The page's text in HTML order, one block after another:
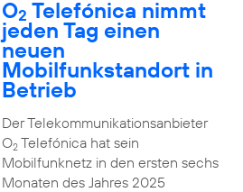
O2 Telefónica nimmt
jeden Tag einen
neuen
Mobilfunkstandort in
Betrieb
Der Telekommunikationsanbieter
O2Telefónica hat sein
Mobilfunknetz in den ersten sechs
Monaten des Jahres 2025